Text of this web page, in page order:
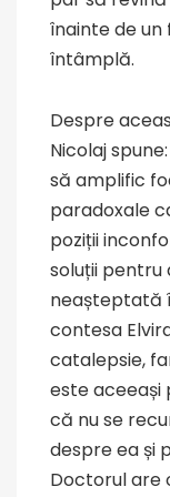
înainte de
întâmplă.
Despre
Nicolaj
să amplific
paradoxale
poziții
soluții pentru
neașteptată
contesa
catalepsie,
este aceeași
că nu se
despre ea și
Doctorul are